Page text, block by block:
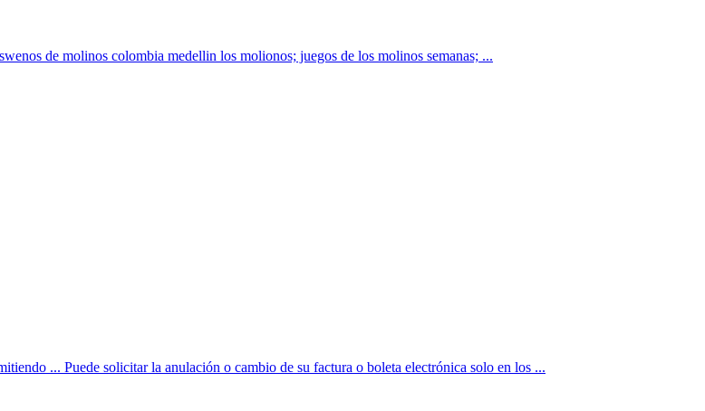
de molinos colombia medellin los molionos; juegos de los molinos semanas; ...
... Puede solicitar la anulación o cambio de su factura o boleta electrónica solo en los ...